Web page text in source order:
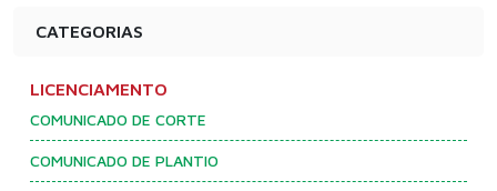
CATEGORIAS
LICENCIAMENTO
COMUNICADO DE CORTE
COMUNICADO DE PLANTIO